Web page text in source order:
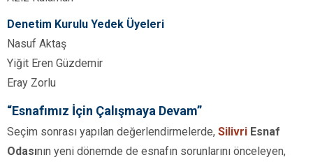
Denetim Kurulu Yedek Üyeleri
Nasuf Aktaş
Yiğit Eren Güzdemir
Eray Zorlu
“Esnafımız İçin Çalışmaya Devam”
Seçim sonrası yapılan değerlendirmelerde, Silivri Esnaf
Odasının yeni dönemde de esnafın sorunlarını önceleyen,